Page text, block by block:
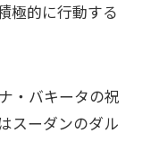
極的に行動する
・バキータの祝
スーダンのダル